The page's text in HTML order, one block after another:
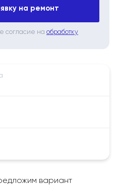
на ремонт
согласие на обработку
вариант